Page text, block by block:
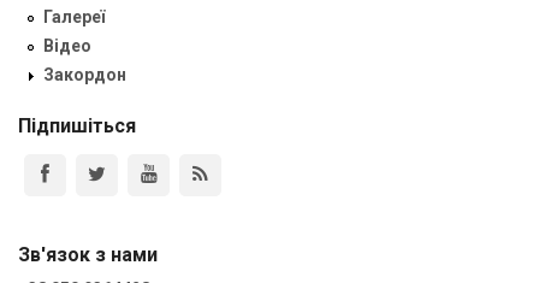
Галереї
Відео
Закордон
Підпишіться
Зв'язок з нами